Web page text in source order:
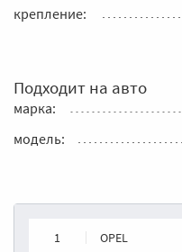
крепление:
Подходит на авто
марка:
модель:
1 OPEL